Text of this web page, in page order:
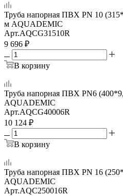
Труба напорная ПВХ PN 10
м AQUADEMIC
Арт.AQCG31510R
9 696 ₽
В корзину
Труба напорная ПВХ PN6
AQUADEMIC
Арт.AQCG40006R
10 124 ₽
В корзину
Труба напорная ПВХ PN 16
AQUADEMIC
Арт.AQC250016R